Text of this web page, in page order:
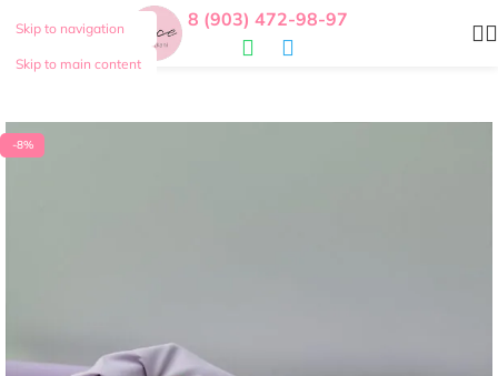
Skip to navigation
Skip to main content
8 (903) 472-98-97
-8%